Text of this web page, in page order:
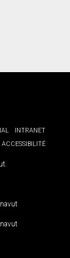
INTRANET
ACCESSIBILITÉ